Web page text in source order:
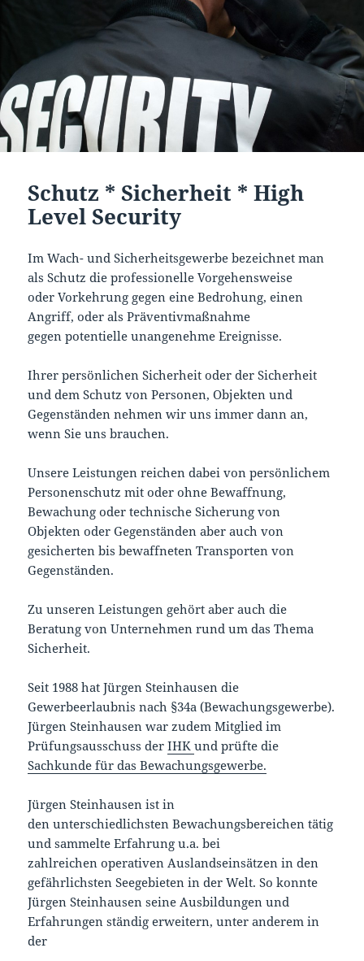
Schutz * Sicherheit * High
Level Security
Im Wach- und Sicherheitsgewerbe bezeichnet man
als Schutz die professionelle Vorgehensweise
oder Vorkehrung gegen eine Bedrohung, einen
Angriff, oder als Präventivmaßnahme
gegen potentielle unangenehme Ereignisse.
Ihrer persönlichen Sicherheit oder der Sicherheit
und dem Schutz von Personen, Objekten und
Gegenständen nehmen wir uns immer dann an,
wenn Sie uns brauchen.
Unsere Leistungen reichen dabei von persönlichem
Personenschutz mit oder ohne Bewaffnung,
Bewachung oder technische Sicherung von
Objekten oder Gegenständen aber auch von
gesicherten bis bewaffneten Transporten von
Gegenständen.
Zu unseren Leistungen gehört aber auch die
Beratung von Unternehmen rund um das Thema
Sicherheit.
Seit 1988 hat Jürgen Steinhausen die
Gewerbeerlaubnis nach §34a (Bewachungsgewerbe).
Jürgen Steinhausen war zudem Mitglied im
Prüfungsausschuss derIHKund prüfte die
Sachkunde für das Bewachungsgewerbe.
Jürgen Steinhausen ist in
den unterschiedlichsten Bewachungsbereichen tätig
und sammelte Erfahrung u.a. bei
zahlreichen operativen Auslandseinsätzen in den
gefährlichsten Seegebieten in der Welt. So konnte
Jürgen Steinhausen seine Ausbildungen und
Erfahrungen ständig erweitern, unter anderem in
der